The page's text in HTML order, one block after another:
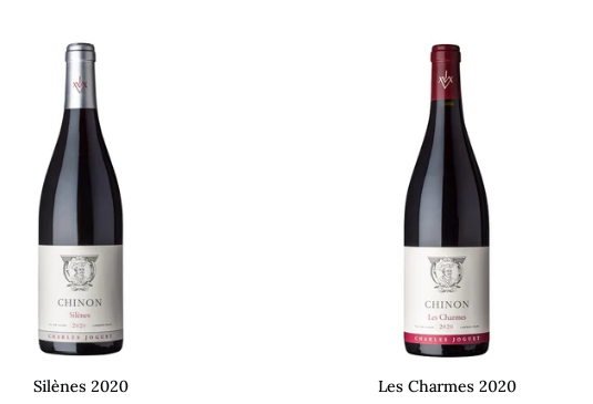
Silènes 2020 Les Charmes 2020